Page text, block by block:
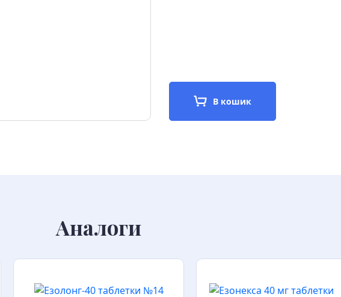
В кошик
Аналоги